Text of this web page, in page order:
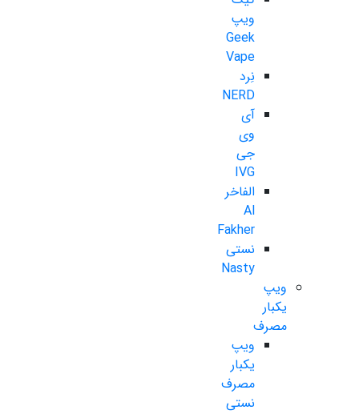
ویپ
Geek
Vape
نِرد
NERD
آی
وی
جی
IVG
الفاخر
Al
Fakher
نستی
Nasty
ویپ
یکبار
مصرف
ویپ
یکبار
مصرف
نستی